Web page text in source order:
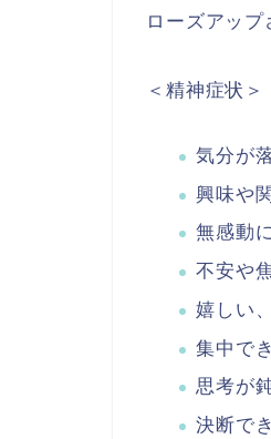
ローズアッ
＜精神症状＞
気分が
興味や
無感動
不安や
嬉しい
集中で
思考が
決断で